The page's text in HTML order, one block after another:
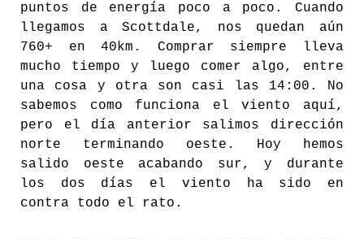
puntos de energía poco a poco. Cuando
llegamos a Scottdale, nos quedan aún
760+ en 40km. Comprar siempre lleva
mucho tiempo y luego comer algo, entre
una cosa y otra son casi las 14:00. No
sabemos como funciona el viento aquí,
pero el día anterior salimos dirección
norte terminando oeste. Hoy hemos
salido oeste acabando sur, y durante
los dos días el viento ha sido en
contra todo el rato.